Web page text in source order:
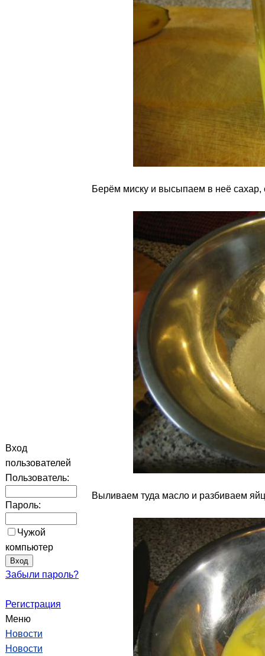
Вход
пользователей
Пользователь:
Пароль:
Чужой
компьютер
Забыли пароль?
Регистрация
Меню
Новости
Новости
Берём миску и высыпаем в неё сахар,
Выливаем туда масло и разбиваем